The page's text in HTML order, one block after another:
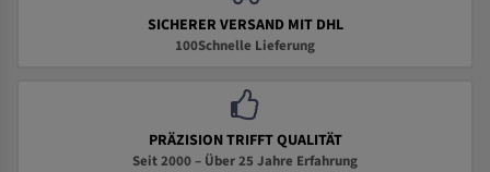
SICHERER VERSAND MIT DHL
100Schnelle Lieferung
PRÄZISION TRIFFT QUALITÄT
Seit 2000 – Über 25 Jahre Erfahrung